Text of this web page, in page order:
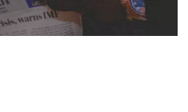
לחץ לפרטים